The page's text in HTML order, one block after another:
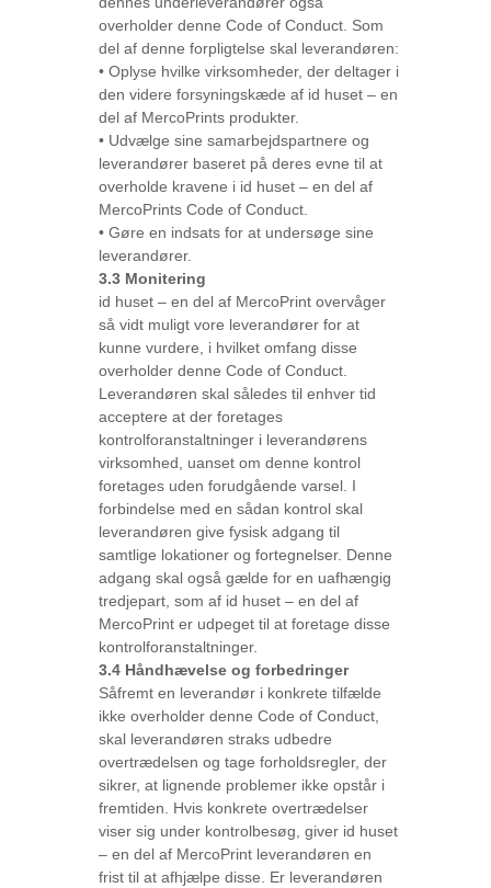
overholder denne Code of Conduct. Som
del af denne forpligtelse skal leverandøren:
• Oplyse hvilke virksomheder, der deltager i
den videre forsyningskæde af id huset – en
del af MercoPrints produkter.
• Udvælge sine samarbejdspartnere og
leverandører baseret på deres evne til at
overholde kravene i id huset – en del af
MercoPrints Code of Conduct.
• Gøre en indsats for at undersøge sine
leverandører.
3.3 Monitering
id huset – en del af MercoPrint overvåger
så vidt muligt vore leverandører for at
kunne vurdere, i hvilket omfang disse
overholder denne Code of Conduct.
Leverandøren skal således til enhver tid
acceptere at der foretages
kontrolforanstaltninger i leverandørens
virksomhed, uanset om denne kontrol
foretages uden forudgående varsel. I
forbindelse med en sådan kontrol skal
leverandøren give fysisk adgang til
samtlige lokationer og fortegnelser. Denne
adgang skal også gælde for en uafhængig
tredjepart, som af id huset – en del af
MercoPrint er udpeget til at foretage disse
kontrolforanstaltninger.
3.4 Håndhævelse og forbedringer
Såfremt en leverandør i konkrete tilfælde
ikke overholder denne Code of Conduct,
skal leverandøren straks udbedre
overtrædelsen og tage forholdsregler, der
sikrer, at lignende problemer ikke opstår i
fremtiden. Hvis konkrete overtrædelser
viser sig under kontrolbesøg, giver id huset
– en del af MercoPrint leverandøren en
frist til at afhjælpe disse. Er leverandøren